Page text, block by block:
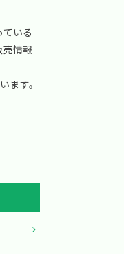
いる
売情報
ます。